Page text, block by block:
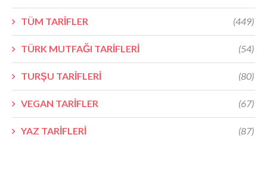
TÜM TARİFLER (449)
TÜRK MUTFAĞI TARİFLERİ (54)
TURŞU TARİFLERİ (80)
VEGAN TARİFLER (67)
YAZ TARİFLERİ (87)